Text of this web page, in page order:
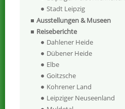
Stadt Leipzig
Ausstellungen & Museen
Reiseberichte
Dahlener Heide
Dübener Heide
Elbe
Goitzsche
Kohrener Land
Leipziger Neuseenland